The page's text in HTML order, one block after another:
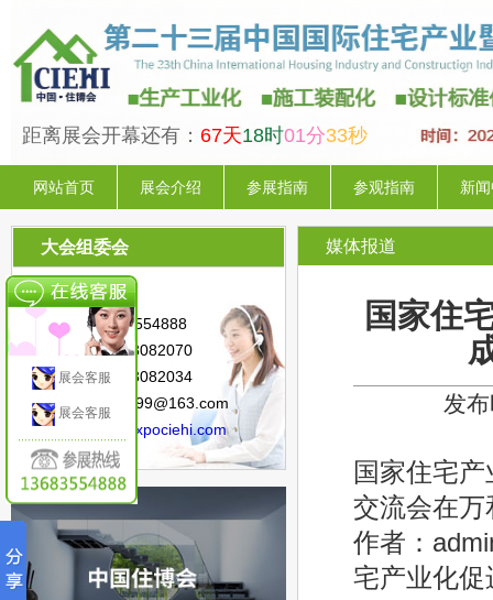
距离展会开幕还有： 67天18时01分32秒
网站首页 展会介绍 参展指南 参观指南 新
大会组委会
联系人：陈 星
手 机：13683554888
电 话：010-88082070
传 真：010-88082034
邮 箱：sunny.99@163.com
网 址：
www.expociehi.com
媒体报道
国家住
发
国家住宅
交流会在万
作者：
宅产业化
展会客服
展会客服